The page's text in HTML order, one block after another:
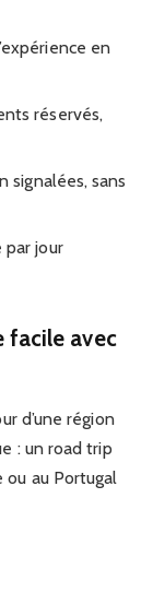
en
réservés,
signalées, sans
par jour
facile avec
d’une région
: un road trip
ou au Portugal